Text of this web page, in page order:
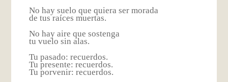
No hay suelo que quiera ser morada
de tus raíces muertas.
No hay aire que sostenga
tu vuelo sin alas.
Tu pasado: recuerdos.
Tu presente: recuerdos.
Tu porvenir: recuerdos.